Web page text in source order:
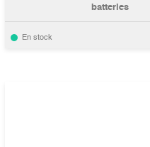
batteries
En stock